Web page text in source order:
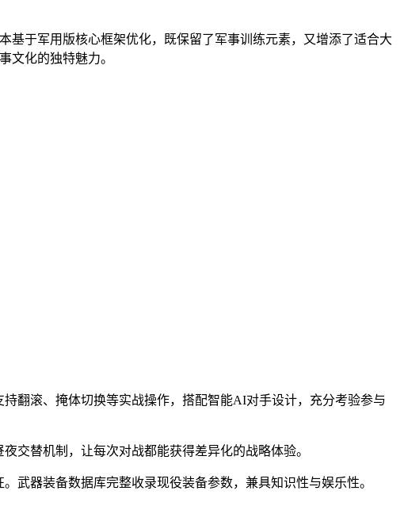
基于军用版核心框架优化，既保留了军事训练元素，又增添了适合大
文化的独特魅力。
翻滚、掩体切换等实战操作，搭配智能AI对手设计，充分考验参与
交替机制，让每次对战都能获得差异化的战略体验。
武器装备数据库完整收录现役装备参数，兼具知识性与娱乐性。